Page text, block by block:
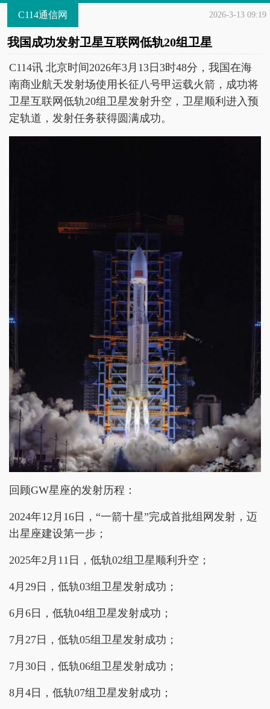
C114通信网 2026-3-13 09:19
我国成功发射卫星互联网低轨20组卫星
C114讯 北京时间2026年3月13日3时48分，我国在海
南商业航天发射场使用长征八号甲运载火箭，成功将
卫星互联网低轨20组卫星发射升空，卫星顺利进入预
定轨道，发射任务获得圆满成功。
回顾GW星座的发射历程：
2024年12月16日，“一箭十星”完成首批组网发射，迈
出星座建设第一步；
2025年2月11日，低轨02组卫星顺利升空；
4月29日，低轨03组卫星发射成功；
6月6日，低轨04组卫星发射成功；
7月27日，低轨05组卫星发射成功；
7月30日，低轨06组卫星发射成功；
8月4日，低轨07组卫星发射成功；